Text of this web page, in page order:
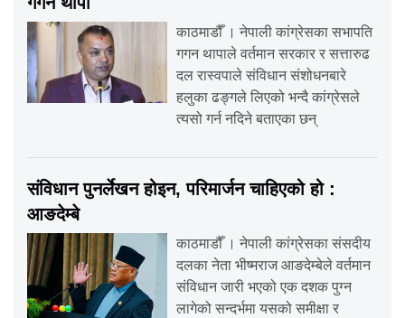
काठमाडौँ । नेपाली कांग्रेसका सभापति
गगन थापाले वर्तमान सरकार र सत्तारुढ
दल रास्वपाले संविधान संशोधनबारे
हलुका ढङ्गले लिएको भन्दै कांग्रेसले
त्यसो गर्न नदिने बताएका छन्
संविधान पुनर्लेखन होइन, परिमार्जन चाहिएको हो :
आङदेम्बे
काठमाडौँ । नेपाली कांग्रेसका संसदीय
दलका नेता भीष्मराज आङदेम्बेले वर्तमान
संविधान जारी भएको एक दशक पुग्न
लागेको सन्दर्भमा यसको समीक्षा र